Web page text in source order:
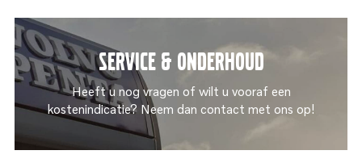
Service & onderhoud
Heeft u nog vragen of wilt u vooraf een
kostenindicatie? Neem dan contact met ons op!